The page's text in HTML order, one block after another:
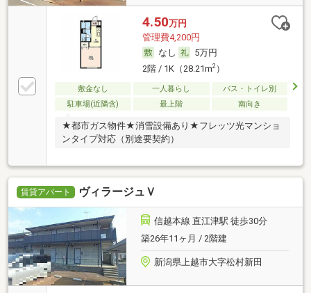
4.50万円
管理費4,200円
なし
5万円
2階 / 1K（28.21m2）
敷金なし 一人暮らし
バス・トイレ別
駐車場(近隣含)
最上階 南向き
★都市ガス物件★消雪設備あり★フレッツ光マンショ
ンタイプ対応（別途要契約）
賃貸アパート ヴィラージュＶ
信越本線 直江津駅 徒歩30分
築26年11ヶ月 / 2階建
新潟県上越市大字松村新田